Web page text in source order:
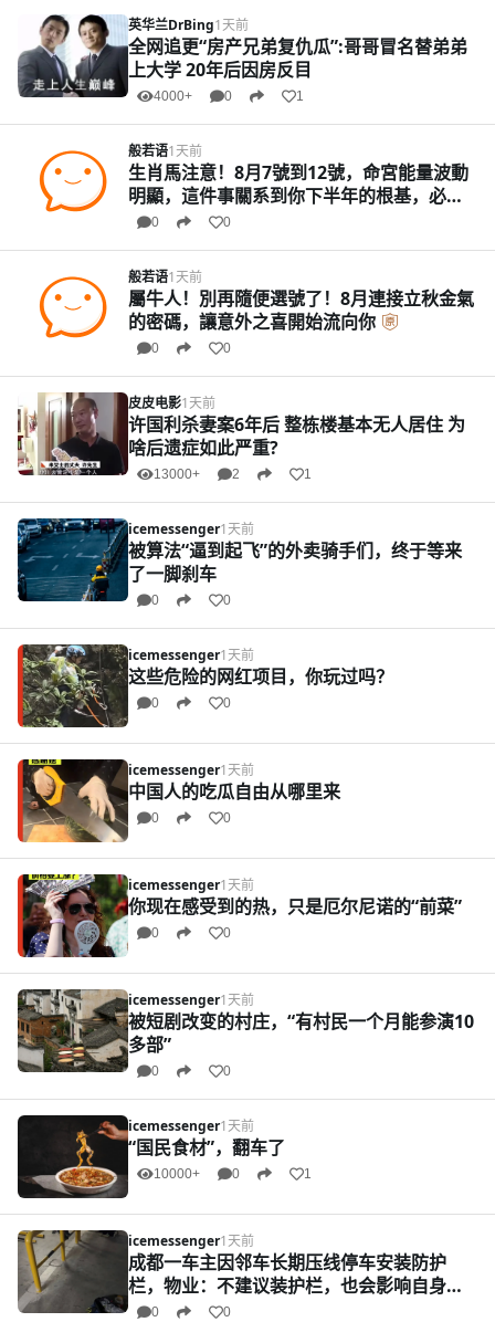
英华兰DrBing1天前
全网追更“房产兄弟复仇瓜”:哥哥冒名替弟弟
上大学 20年后因房反目
4000+ 0 1
般若语1天前
生肖馬注意！8月7號到12號，命宮能量波動
明顯，這件事關系到你下半年的根基，必須
提前知道
0 0
般若语1天前
屬牛人！別再隨便選號了！8月連接立秋金氣
的密碼，讓意外之喜開始流向你
0 0
皮皮电影1天前
许国利杀妻案6年后 整栋楼基本无人居住 为
啥后遗症如此严重?
13000+ 2 1
icemessenger1天前
被算法“逼到起飞”的外卖骑手们，终于等来
了一脚刹车
0 0
icemessenger1天前
这些危险的网红项目，你玩过吗？
0 0
icemessenger1天前
中国人的吃瓜自由从哪里来
0 0
icemessenger1天前
你现在感受到的热，只是厄尔尼诺的“前菜”
0 0
icemessenger1天前
被短剧改变的村庄，“有村民一个月能参演10
多部”
0 0
icemessenger1天前
“国民食材”，翻车了
10000+ 0 1
icemessenger1天前
成都一车主因邻车长期压线停车安装防护
栏，物业：不建议装护栏，也会影响自身停
车 0 0